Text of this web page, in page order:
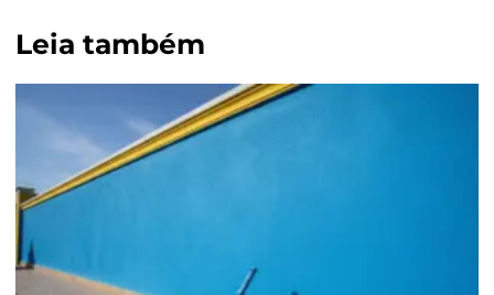
Leia também